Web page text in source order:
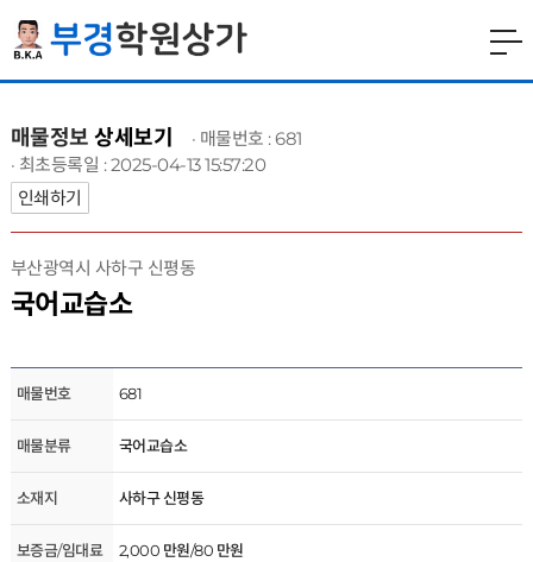
매물정보상세보기
· 매물번호 : 681
· 최초등록일 : 2025-04-13 15:57:20
인쇄하기
부산광역시 사하구 신평동
국어교습소
매물번호 681
매물분류 국어교습소
소재지 사하구 신평동
보증금/임대료 2,000 만원/80 만원